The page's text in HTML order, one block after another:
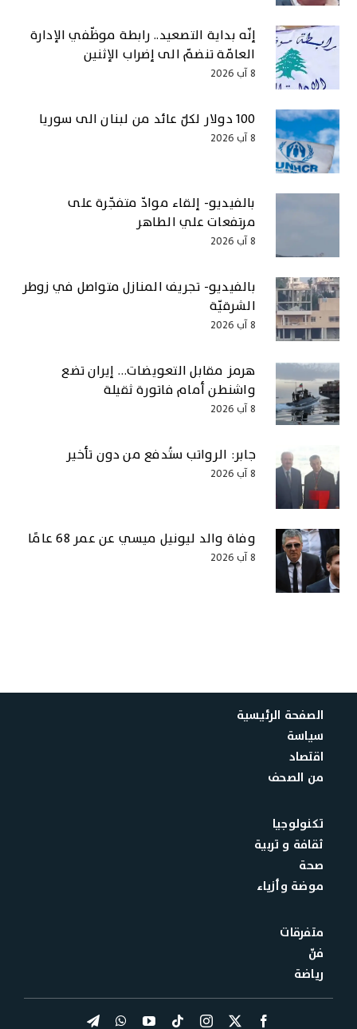
إنّه بداية التصعيد.. رابطة موظّفي الإدارة
العامّة تنضمّ الى إضراب الإثنين
8 آب 2026
100 دولار لكلّ عائد من لبنان الى سوريا
8 آب 2026
بالفيديو- إلقاء موادّ متفجّرة على
مرتفعات علي الطاهر
8 آب 2026
بالفيديو- تجريف المنازل متواصل في زوطر
الشرقيّة
8 آب 2026
هرمز مقابل التعويضات… إيران تضع
واشنطن أمام فاتورة ثقيلة
8 آب 2026
جابر: الرواتب ستُدفع من دون تأخير
8 آب 2026
وفاة والد ليونيل ميسي عن عمر 68 عامًا
8 آب 2026
الصفحة الرئيسية
سياسة
اقتصاد
من الصحف
تكنولوجيا
ثقافة و تربية
صحة
موضة وأزياء
متفرقات
فنّ
رياضة